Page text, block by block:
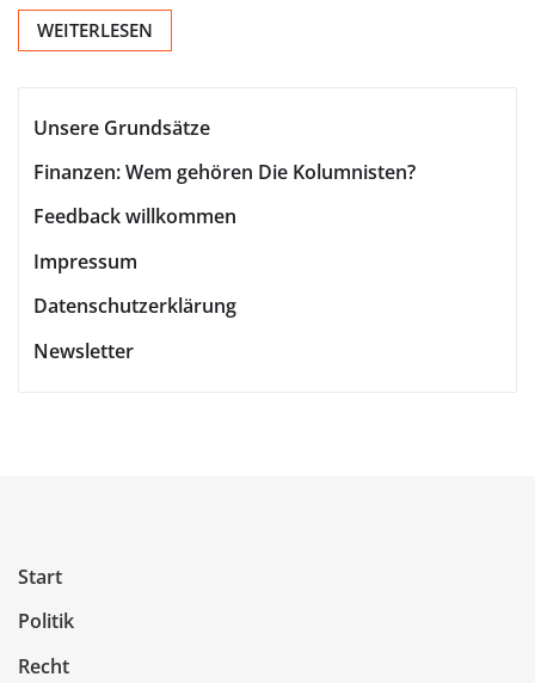
WEITERLESEN
Unsere Grundsätze
Finanzen: Wem gehören Die Kolumnisten?
Feedback willkommen
Impressum
Datenschutzerklärung
Newsletter
Start
Politik
Recht